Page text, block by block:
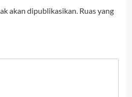
akan dipublikasikan. Ruas yang